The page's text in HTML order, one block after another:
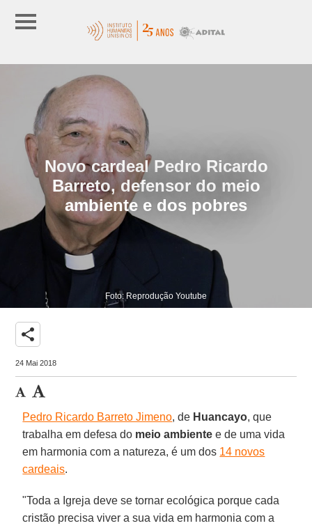
Novo cardeal Pedro Ricardo
Barreto, defensor do meio
ambiente e dos pobres
Foto: Reprodução Youtube
share
24 Mai 2018
Pedro Ricardo Barreto Jimeno, de Huancayo, que
trabalha em defesa do meio ambiente e de uma vida
em harmonia com a natureza, é um dos 14 novos
cardeais.
"Toda a Igreja deve se tornar ecológica porque cada
cristão precisa viver a sua vida em harmonia com a